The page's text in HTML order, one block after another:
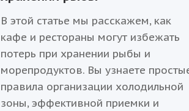
В этой статье мы расскажем, как
кафе и рестораны могут избежать
потерь при хранении рыбы и
морепродуктов. Вы узнаете
правила организации холодильной
зоны, эффективной приемки и